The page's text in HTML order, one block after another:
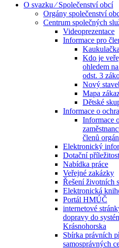
O svazku ⁄ Společenství obcí
Orgány společenství
Centrum společných
Videoprezentace
Informace pro
Kdo je
ohledem
odst. 3
Nový
Mapa
Dětské
Informace o
Informace
členů
Elektronický
Dotační
Nabídka práce
Veřejné zakázky
Řešení životních
Elektronická
Portál HMÚČ
internetové
dopravy do
Krásnohorska
Sbírka právních
samosprávných